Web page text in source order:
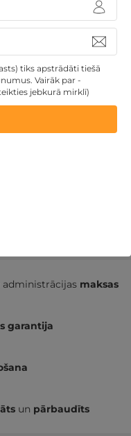
un MASĀŽU
administrācijas maksas
garantija
un pārbaudīts
tiks apstrādāti tiešā
Vairāk par -
jebkurā mirklī)